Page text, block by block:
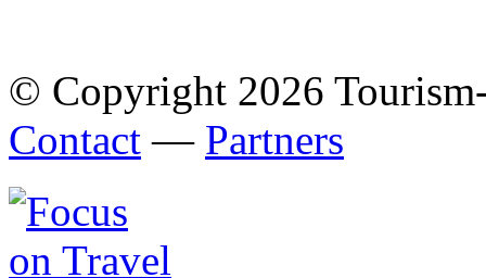
© Copyright 2026
Contact — Partners